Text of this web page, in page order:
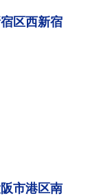
区西新宿
市港区南